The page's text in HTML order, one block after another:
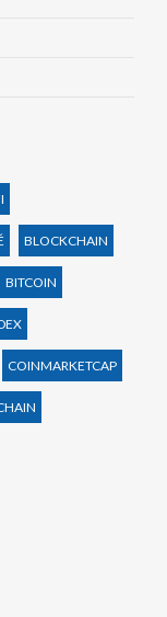
BLOCKCHAIN
BITCOIN
COINMARKETCAP